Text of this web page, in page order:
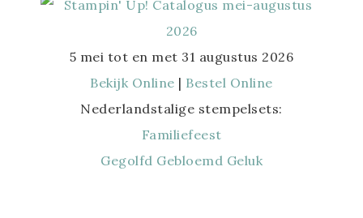
5 mei tot en met 31 augustus 2026
Bekijk Online | Bestel Online
Nederlandstalige stempelsets:
Familiefeest
Gegolfd Gebloemd Geluk